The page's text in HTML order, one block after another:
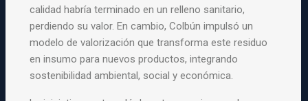
calidad habría terminado en un relleno sanitario,
perdiendo su valor. En cambio, Colbún impulsó un
modelo de valorización que transforma este residuo
en insumo para nuevos productos, integrando
sostenibilidad ambiental, social y económica.